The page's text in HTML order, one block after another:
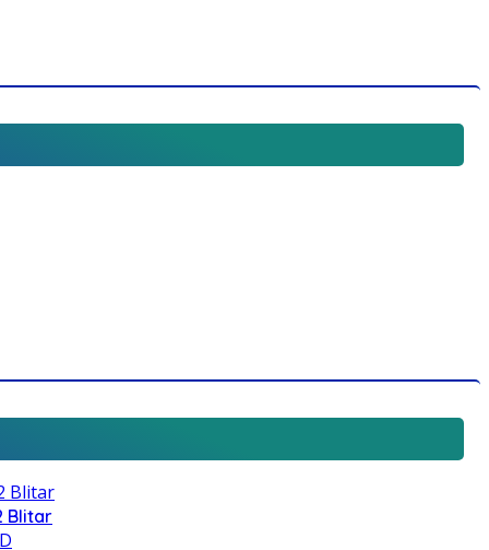
Blitar